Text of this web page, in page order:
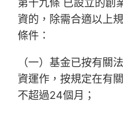
第十九條 已設立的創
資的，除需合適以上
條件：
（一）基金已按有關
資運作，按規定在有
不超過24個月；